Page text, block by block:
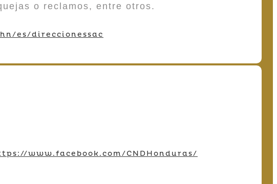
o reclamos, entre otros.
es/direccionessac
www.facebook.com/CNDHonduras/